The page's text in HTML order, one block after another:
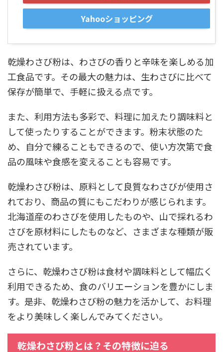
Yahooショッピング
乾燥わさび粉は、わさびの香りと辛味を楽しめる加
工食品です。その最大の魅力は、生わさびに比べて
保存が簡単で、手軽に扱える点です。
また、利用方法も多彩で、料理に加えたり調味料と
して使ったりすることができます。粉末状態のた
め、自分で練ることもできるので、使い方次第で食
品の風味や食感を変えることも容易です。
乾燥わさび粉は、原料として良質なわさびが使用さ
れており、商品の質にもこだわりが感じられます。
北海道産のわさびを使用したものや、山で採れるわ
さびを原材料にしたものなど、さまざまな種類が販
売されています。
さらに、乾燥わさび粉は食材や調味料として幅広く
利用できるため、食のバリエーションを豊かにしま
す。是非、乾燥わさび粉の魅力を活かして、お料理
をより美味しく楽しんでみてください。
乾燥わさび粉とは？その特徴に迫る